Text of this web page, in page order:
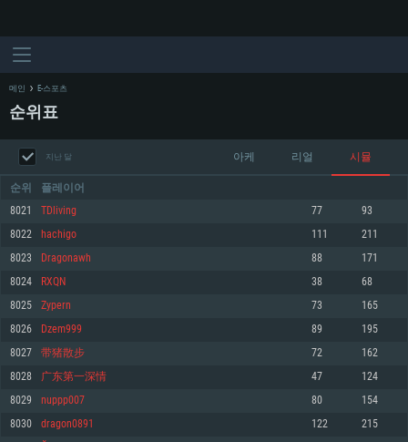
최소사양
운영체제: Windows 10 (64 bit)
프로세서: 2.2 GHz 듀얼코어 이상
메모리: 4GB
최소사양
운영체제: Mac OS Big Sur 11.0
프로세서: 최소 2.2 GHz의 Core i5 (Intel Xeon 은 지원하지 않습니다)
메모리: 6 GB
최소사양
운영체제: 64bit Linux 중 최신 버전
프로세서: 2.4 GHz 듀얼코어
메모리: 4 GB
메인 E-스포츠
순위표
지난 달 아케 리얼 시뮬
순위 플레이어
8021 TDliving 77 93
8022 hachigo 111 211
8023 Dragonawh 88 171
8024 RXQN 38 68
8025 Zypern 73 165
8026 Dzem999 89 195
8027 带猪散步 72 162
8028 广东第一深情 47 124
8029 nuppp007 80 154
8030 dragon0891 122 215